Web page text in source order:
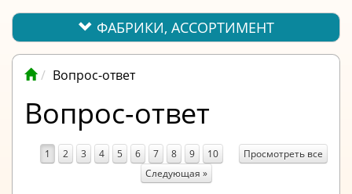
ИНФОРМАЦИЯ
ВАКАНСИИ
ОПЛАТА
ФАБРИКИ, АССОРТИМЕНТ
Вопрос-ответ
Вопрос-ответ
Просмотреть все
1 2 3 4 5 6 7 8 9
10
Следующая »